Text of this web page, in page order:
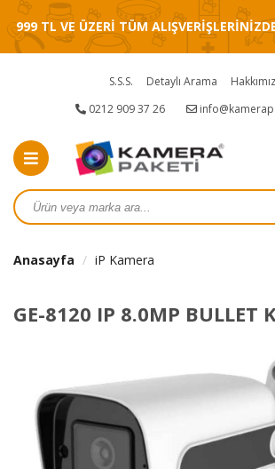
999 TL VE ÜZERİ TÜM
S.S.S. Detaylı Arama
0212 909 37 26
Anasayfa iP Kamera
GE-8120 IP 8.0MP BULLET